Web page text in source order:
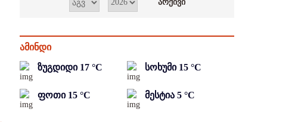
ამინდი
ზუგდიდი 17 °C სოხუმი 15 °C
ფოთი 15 °C მესტია 5 °C